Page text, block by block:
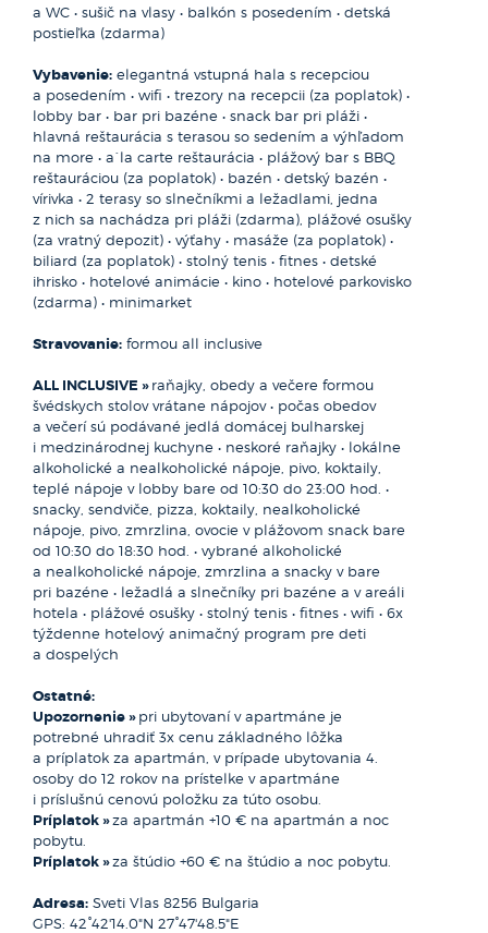
službami práve vám a skvelá dovolenka sa môže začať.
Hlavné mesto: Sofia
Počet obyvateľov: 7.154.000
Rozloha: 110.993 km²
Mena: euro
Cestovný doklad: Občiansky preukaz / Cestovný pas
Počas večere, ktorá pozostáva z predjedla, hlavného jedla
a dezertu prebieha folklórny program, typický
pálenku RAKIJA, či biele alebo červené domáce víno, ktoré
si budete môcť sami čapovať z drevených sudov
v neobmedzenom množstve. K ďalšej nezabudnuteľnej
atrakcii tohto úžasného večera bezpochyby patri
nestinársky tanec (tanec na žeravom uhlí), ktorý si budete
môcť vyskúšať aj sami.
Istanbul (jednodenný alebo dvojdenný)
Celodenný výlet do mesta Turecka, Istanbulu
(Constantinopolis), ktoré je vzdialené od Slnečného
pobrežia, Sveti Vlasu a Elenite len 5 hodín cesty
autobusom. Istanbul, nazývaný aj ,,Bránou Orientu,“ sa
rozprestiera na dvoch kontinentoch Európy a Ázie, ktoré
rozdeľuje morský prieplav Bospor. Istanbul so svojimi
11 miliónmi obyvateľov patrí medzi najväčšie mestá Európy.
V skorých ranných hodinách Vás čaká okružná jazda
po meste s obhliadkou Top Kap, Hypodromu a Modrej
mešity. Neskôr individuálna plavba loďou po Bospore, ktorý
vyčlenený priestor na výhodné nákupy v Gran Bazár.
Dvojdenný výlet zahŕňa naviac ubytovanie a nočný
program.
a WC • sušič na vlasy • balkón s posedením • detská
postieľka (zdarma)
Vybavenie: elegantná vstupná hala s recepciou
a posedením • wifi • trezory na recepcii (za poplatok) •
lobby bar • bar pri bazéne • snack bar pri pláži •
hlavná reštaurácia s terasou so sedením a výhľadom
na more • a´la carte reštaurácia • plážový bar s BBQ
reštauráciou (za poplatok) • bazén • detský bazén •
vírivka • 2 terasy so slnečníkmi a ležadlami, jedna
z nich sa nachádza pri pláži (zdarma), plážové osušky
(za vratný depozit) • výťahy • masáže (za poplatok) •
biliard (za poplatok) • stolný tenis • fitnes • detské
ihrisko • hotelové animácie • kino • hotelové parkovisko
(zdarma) • minimarket
Stravovanie: formou all inclusive
ALL INCLUSIVE »raňajky, obedy a večere formou
švédskych stolov vrátane nápojov • počas obedov
a večerí sú podávané jedlá domácej bulharskej
i medzinárodnej kuchyne • neskoré raňajky • lokálne
alkoholické a nealkoholické nápoje, pivo, koktaily,
teplé nápoje v lobby bare od 10:30 do 23:00 hod. •
snacky, sendviče, pizza, koktaily, nealkoholické
nápoje, pivo, zmrzlina, ovocie v plážovom snack bare
od 10:30 do 18:30 hod. • vybrané alkoholické
a nealkoholické nápoje, zmrzlina a snacky v bare
pri bazéne • ležadlá a slnečníky pri bazéne a v areáli
hotela • plážové osušky • stolný tenis • fitnes • wifi • 6x
týždenne hotelový animačný program pre deti
a dospelých
Ostatné:
Upozornenie »pri ubytovaní v apartmáne je
potrebné uhradiť 3x cenu základného lôžka
a príplatok za apartmán, v prípade ubytovania 4.
osoby do 12 rokov na prístelke v apartmáne
i príslušnú cenovú položku za túto osobu.
Príplatok »za apartmán +10 € na apartmán a noc
pobytu.
Príplatok »za štúdio +60 € na štúdio a noc pobytu.
Adresa: Sveti Vlas 8256 Bulgaria
GPS: 42°42'14.0"N 27°47'48.5"E